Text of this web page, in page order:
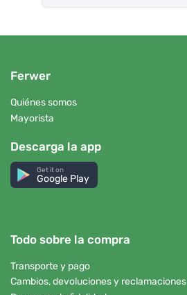
Ferwer
Quiénes somos
Mayorista
Descarga la app
Get it on
Google Play
Todo sobre la compra
Transporte y pago
Cambios, devoluciones y reclamaciones